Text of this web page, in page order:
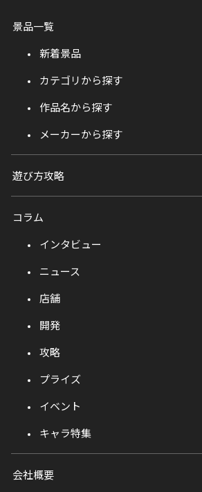
景品一覧
新着景品
カテゴリから探す
作品名から探す
メーカーから探す
遊び方攻略
コラム
インタビュー
ニュース
店舗
開発
攻略
プライズ
イベント
キャラ特集
会社概要